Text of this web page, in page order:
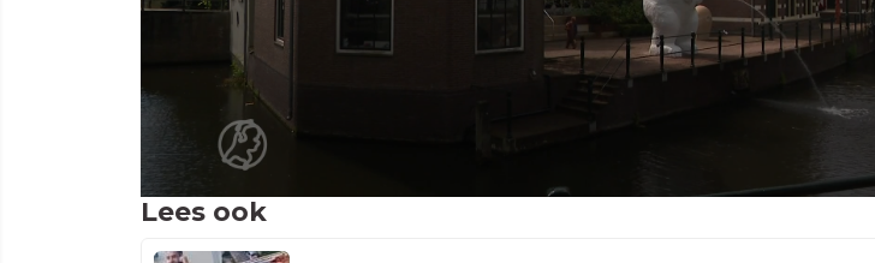
Lees ook